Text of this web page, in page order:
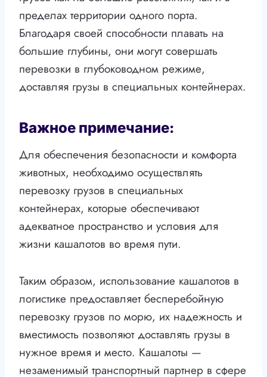
пределах территории одного порта.
Благодаря своей способности плавать на
большие глубины, они могут совершать
перевозки в глубоководном режиме,
доставляя грузы в специальных контейнерах.
Важное примечание:
Для обеспечения безопасности и комфорта
животных, необходимо осуществлять
перевозку грузов в специальных
контейнерах, которые обеспечивают
адекватное пространство и условия для
жизни кашалотов во время пути.
Таким образом, использование кашалотов в
логистике предоставляет бесперебойную
перевозку грузов по морю, их надежность и
вместимость позволяют доставлять грузы в
нужное время и место. Кашалоты —
незаменимый транспортный партнер в сфере